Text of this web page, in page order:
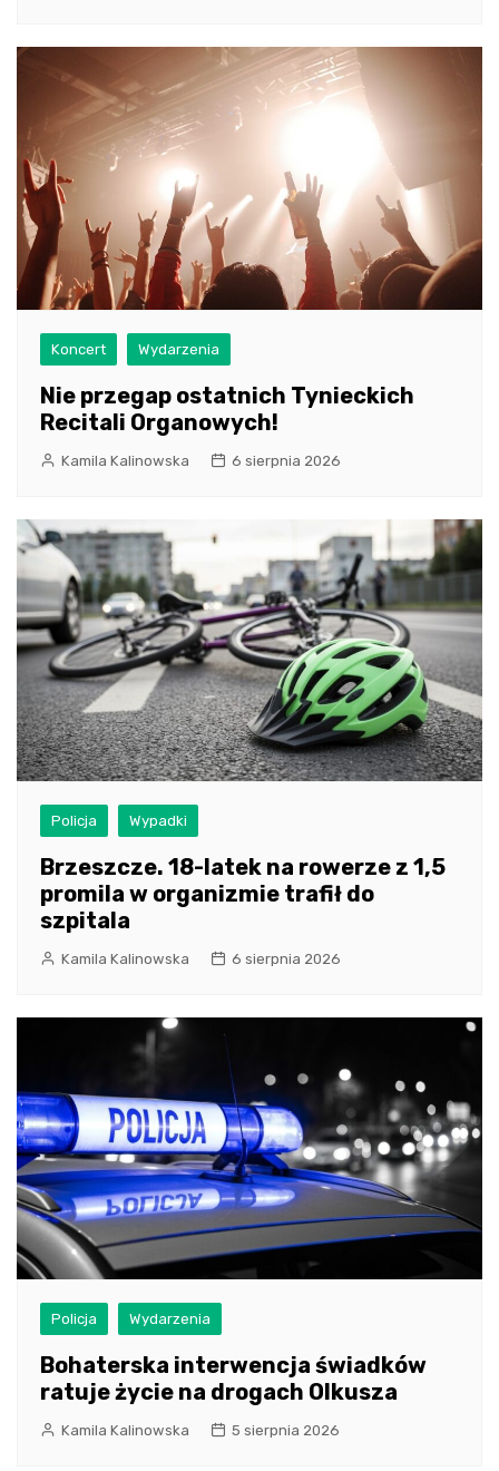
Koncert Wydarzenia
Nie przegap ostatnich Tynieckich
Recitali Organowych!
Kamila Kalinowska 6 sierpnia 2026
Policja Wypadki
Brzeszcze. 18-latek na rowerze z 1,5
promila w organizmie trafił do
szpitala
Kamila Kalinowska 6 sierpnia 2026
Policja Wydarzenia
Bohaterska interwencja świadków
ratuje życie na drogach Olkusza
Kamila Kalinowska 5 sierpnia 2026